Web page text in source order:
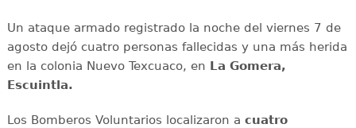
Un ataque armado registrado la noche del viernes 7 de
agosto dejó cuatro personas fallecidas y una más herida
en la colonia Nuevo Texcuaco, en La Gomera,
Escuintla.
Los Bomberos Voluntarios localizaron a cuatro